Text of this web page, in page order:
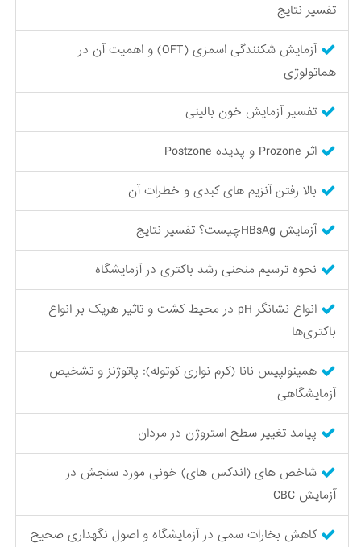
تفسیر نتایج
آزمایش شکنندگی اسمزی (OFT) و اهمیت آن در
هماتولوژی
تفسیر آزمایش خون بالینی
اثر Prozone و پدیده Postzone
بالا رفتن آنزیم های کبدی و خطرات آن
آزمایش HBsAgچیست؟ تفسیر نتایج
نحوه ترسیم منحنی رشد باکتری در آزمایشگاه
انواع نشانگر pH در محیط کشت و تاثیر هریک بر انواع
باکتری‌ها
همینولپیس نانا (کرم نواری کوتوله): پاتوژنز و تشخیص
آزمایشگاهی
پیامد تغییر سطح استروژن در مردان
شاخص های (اندکس های) خونی مورد سنجش در
آزمایش CBC
کاهش بخارات سمی در آزمایشگاه و اصول نگهداری صحیح